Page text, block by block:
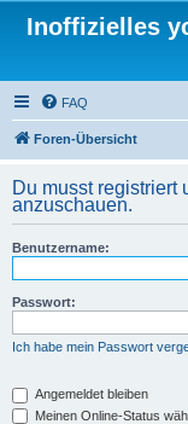
Inoffizielles
FAQ
Foren-Übersicht
Du musst registriert
anzuschauen.
Benutzername:
Passwort:
Ich habe mein Passwort
Angemeldet bleiben
Meinen Online-Status